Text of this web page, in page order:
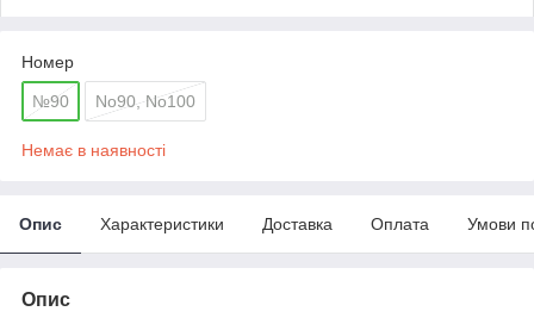
Номер
№90 No90, No100
Немає в наявності
Опис Характеристики Доставка Оплата Умови
Опис